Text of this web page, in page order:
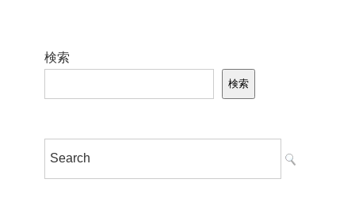
検索
検索